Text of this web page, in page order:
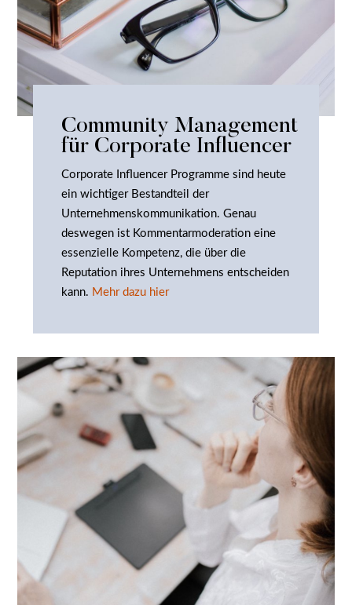
Community Management
für Corporate Influencer
Corporate Influencer Programme sind heute
ein wichtiger Bestandteil der
Unternehmenskommunikation. Genau
deswegen ist Kommentarmoderation eine
essenzielle Kompetenz, die über die
Reputation ihres Unternehmens entscheiden
kann. Mehr dazu hier